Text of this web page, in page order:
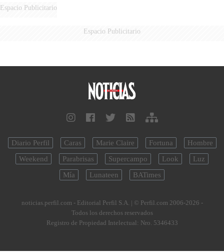
Espacio Publicitario
Espacio Publicitario
Diario Perfil Caras Marie Claire Fortuna
Hombre
Weekend
Parabrisas Supercampo Look
Luz
Mía
Lunateen BATimes
noticias.perfil.com - Editorial Perfil S.A. | © Perfil.com 2006-2026 -
Todos los derechos reservados
Registro de Propiedad Intelectual: Nro. 5346433